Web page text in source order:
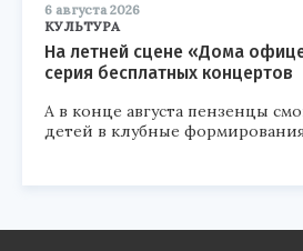
6 августа 2026
КУЛЬТУРА
На летней сцене «Дома
серия бесплатных концертов
А в конце августа пензенцы
детей в клубные